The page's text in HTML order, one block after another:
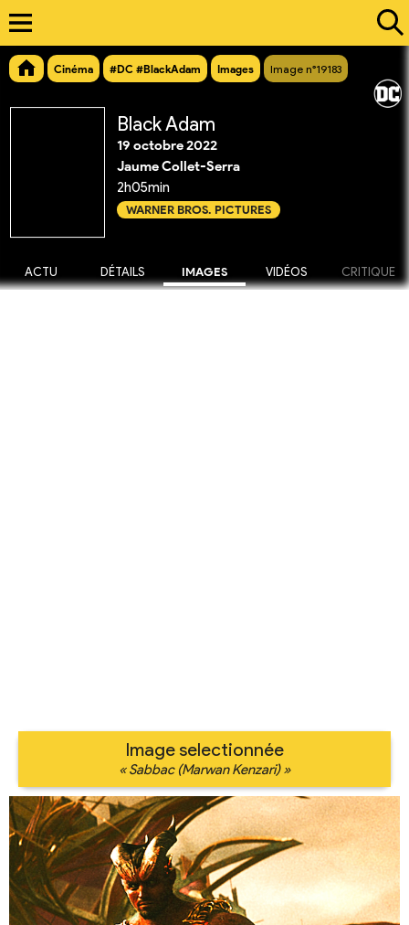
Cinéma #DC #BlackAdam Images Image n°19183
Black Adam
19 octobre 2022
Jaume Collet-Serra
2h05min
WARNER BROS. PICTURES
ACTU DÉTAILS IMAGES VIDÉOS CRITIQUE
Image selectionnée
« Sabbac (Marwan Kenzari) »